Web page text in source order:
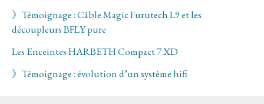
》Témoignage : Câble Magic Furutech L9 et les
découpleurs BFLY pure
Les Enceintes HARBETH Compact 7 XD
》Témoignage : évolution d’un système hifi